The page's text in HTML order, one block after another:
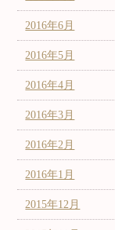
2016年6月
2016年5月
2016年4月
2016年3月
2016年2月
2016年1月
2015年12月